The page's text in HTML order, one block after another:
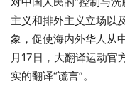
主义和排外主义立场以
象，促使海内外华人从
月17日，大翻译运动官
实的翻译“谎言”。